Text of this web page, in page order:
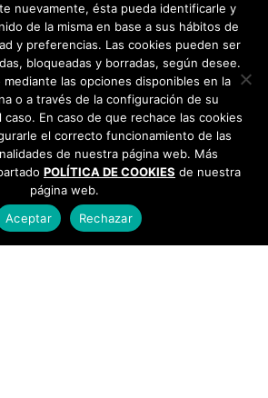
nuevamente, ésta pueda identificarle y
de la misma en base a sus hábitos de
y preferencias. Las cookies pueden ser
bloqueadas y borradas, según desee.
mediante las opciones disponibles en la
o a través de la configuración de su
caso. En caso de que rechace las cookies
el correcto funcionamiento de las
de nuestra página web. Más
POLÍTICA DE COOKIES de nuestra
página web.
Aceptar
Rechazar